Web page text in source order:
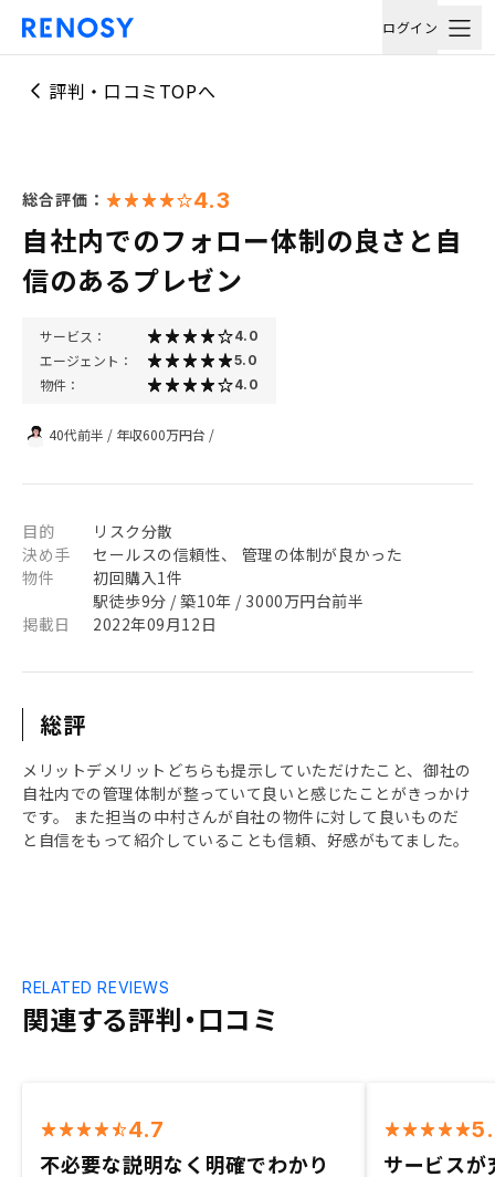
ログイン
評判・口コミTOPへ
総合評価： 4.3
自社内でのフォロー体制の良さと自
信のあるプレゼン
サービス： 4.0
エージェント： 5.0
物件： 4.0
40代前半 / 年収600万円台 /
目的
リスク分散
決め手
セールスの信頼性、 管理の体制が良かった
物件
初回購入1件
駅徒歩9分 / 築10年 / 3000万円台前半
掲載日
2022年09月12日
総評
メリットデメリットどちらも提示していただけたこと、御社の
自社内での管理体制が整っていて良いと感じたことがきっかけ
です。 また担当の中村さんが自社の物件に対して良いものだ
と自信をもって紹介していることも信頼、好感がもてました。
関連する評判・口コミ
RELATED REVIEWS
4.7
不必要な説明なく明確でわかり
サービスが